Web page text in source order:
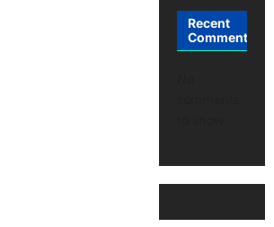
Recent
Comments